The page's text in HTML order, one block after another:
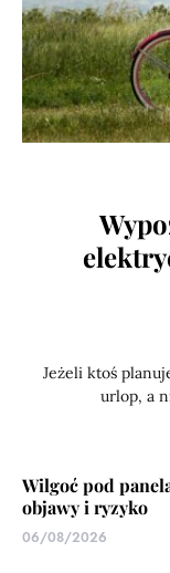
Jeżeli ktoś
urlop, a
Wilgoć pod
objawy i ryzyko
06/08/2026